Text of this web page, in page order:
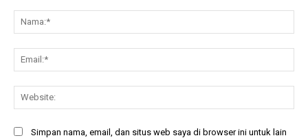
Simpan nama, email, dan situs web saya di browser ini untuk lain